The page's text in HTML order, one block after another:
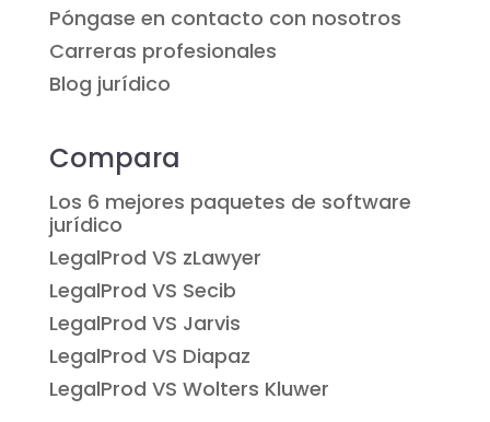
Póngase en contacto con nosotros
Carreras profesionales
Blog jurídico
Compara
Los 6 mejores paquetes de software
jurídico
LegalProd VS zLawyer
LegalProd VS Secib
LegalProd VS Jarvis
LegalProd VS Diapaz
LegalProd VS Wolters Kluwer